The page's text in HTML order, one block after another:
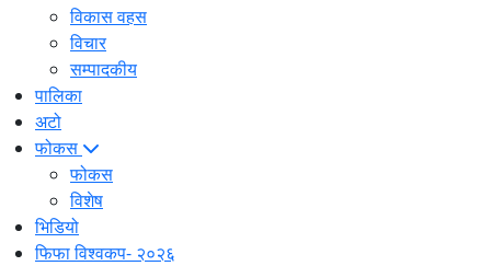
विकास वहस
विचार
सम्पादकीय
पालिका
अटो
फोकस
फोकस
विशेष
भिडियो
फिफा विश्वकप- २०२६